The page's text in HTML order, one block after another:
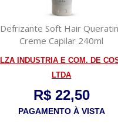
Pilha Bateria Flex Cr-2025
3v Unidade
FLEXGOLD
R$ 3,00
PAGAMENTO À VISTA